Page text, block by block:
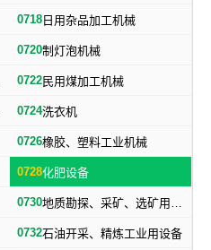
0718 日用杂品加工机械
0720制灯泡机械
0722民用煤加工机械
0724洗衣机
0726橡胶、塑料工业机械
0728化肥设备
0730 地质勘探、采矿、选矿用机械
0732石油开采、精炼工业用设备